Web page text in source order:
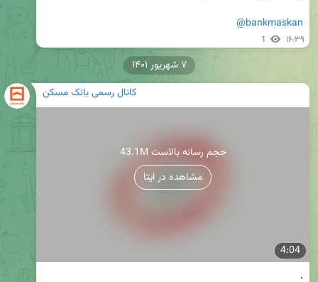
@bankmaskan
1 ۱۶:۳۹
کانال رسمی بانک مسکن
4:04
43.1M حجم رسانه بالاست
مشاهده در ایتا
۷ شهریور ۱۴۰۱